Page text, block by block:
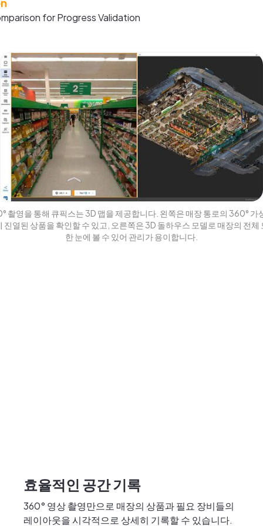
for Progress Validation
촬영을 통해 큐픽스는 3D 맵을 제공합니다. 왼쪽은 매장 통로의 360° 가
진열된 상품을 확인할 수 있고, 오른쪽은 3D 돌하우스 모델로 매장의 전체
한 눈에 볼 수 있어 관리가 용이합니다.
효율적인 공간 기록
360° 영상 촬영만으로 매장의 상품과 필요 장비들의
레이아웃을 시각적으로 상세히 기록할 수 있습니다.